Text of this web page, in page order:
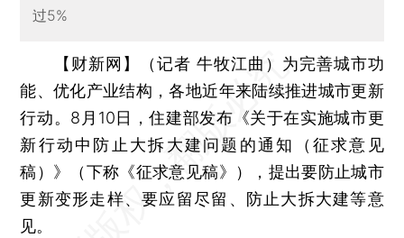
过5%
【财新网】（记者 牛牧江曲） 为完善城市功
能、优化产业结构，各地近年来陆续推进城市更新
行动。8月10日，住建部发布《关于在实施城市更
新行动中防止大拆大建问题的通知（征求意见
稿）》（下称《征求意见稿》），提出要防止城市
更新变形走样、要应留尽留、防止大拆大建等意
见。